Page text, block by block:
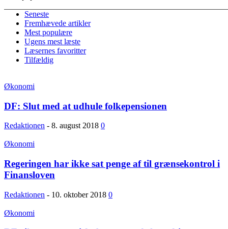
Seneste
Fremhævede artikler
Mest populære
Ugens mest læste
Læsernes favoritter
Tilfældig
Økonomi
DF: Slut med at udhule folkepensionen
Redaktionen - 8. august 2018 0
Økonomi
Regeringen har ikke sat penge af til grænsekontrol i
Finansloven
Redaktionen - 10. oktober 2018 0
Økonomi